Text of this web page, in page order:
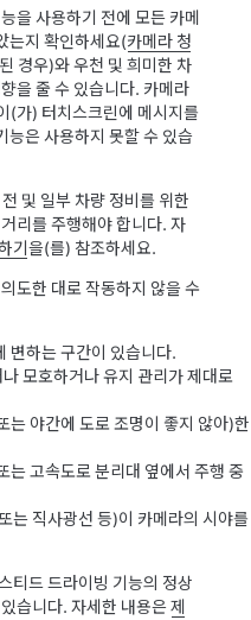
을 사용하기 전에 모든 카메
는지 확인하세요(카메라 청
경우)와 우천 및 희미한 차
을 줄 수 있습니다. 카메라
(가) 터치스크린에 메시지를
능은 사용하지 못할 수 있습
및 일부 차량 정비를 위한
리를 주행해야 합니다. 자
기 을(를) 참조하세요.
도한 대로 작동하지 않을 수
변하는 구간이 있습니다.
모호하거나 유지 관리가 제대로
는 야간에 도로 조명이 좋지 않아)한
는 고속도로 분리대 옆에서 주행 중
는 직사광선 등)이 카메라의 시야를
티드 드라이빙 기능의 정상
습니다. 자세한 내용은제